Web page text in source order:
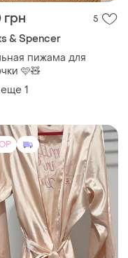
грн 5
& Spencer
пижама для
🩷🧸
1